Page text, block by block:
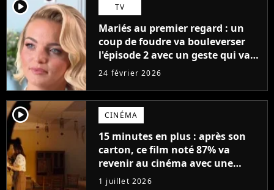
player2 TV
Mariés au premier regard : un
coup de foudre va bouleverser
l'épisode 2 avec un geste qui va
faire fondre les proches
24 février 2026
player2 CINÉMA
15 minutes en plus : après son
carton, ce film noté 87% va
revenir au cinéma avec une
version plus longue
1 juillet 2026